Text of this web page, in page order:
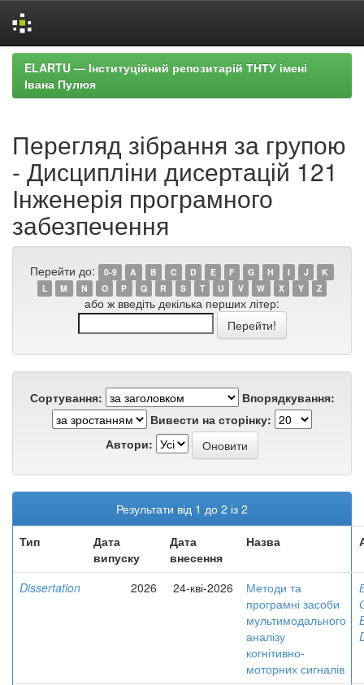
Skip
navigation
ELARTU — Інституційний репозитарій ТНТУ імені
Івана Пулюя
Перегляд зібрання за групою
- Дисципліни дисертацій 121
Інженерія програмного
забезпечення
Перейти до: 0-9 A B C D E F G H I J
K
L
M N O P Q R S T U V W X Y Z
або ж введіть декілька перших літер:
Сортування:
Впорядкування:
Вивести на сторінку:
Автори:
Результати від 1 до 2 із 2
Тип
Дата
випуску
Дата
внесення
Назва
Dissertation 2026 24-кві-2026
Методи та
програмні засоби
мультимодального
аналізу
когнітивно-
моторних сигналів